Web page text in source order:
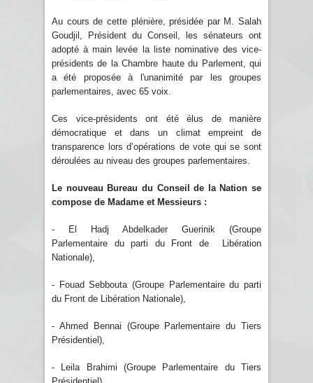
Au cours de cette plénière, présidée par M. Salah
Goudjil, Président du Conseil, les sénateurs ont
adopté à main levée la liste nominative des vice-
présidents de la Chambre haute du Parlement, qui
a été proposée à l'unanimité par les groupes
parlementaires, avec 65 voix.
Ces vice-présidents ont été élus de manière
démocratique et dans un climat empreint de
transparence lors d’opérations de vote qui se sont
déroulées au niveau des groupes parlementaires.
Le nouveau Bureau du Conseil de la Nation se
compose de Madame et Messieurs :
- El Hadj Abdelkader Guerinik (Groupe
Parlementaire du parti du Front de Libération
Nationale),
- Fouad Sebbouta (Groupe Parlementaire du parti
du Front de Libération Nationale),
- Ahmed Bennai (Groupe Parlementaire du Tiers
Présidentiel),
- Leila Brahimi (Groupe Parlementaire du Tiers